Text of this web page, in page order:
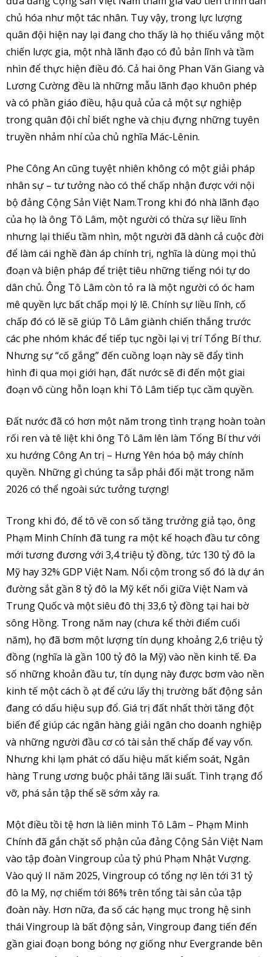
chủ hóa như một tác nhân. Tuy vậy, trong lực lượng
quân đội hiện nay lại đang cho thấy là họ thiếu vắng một
chiến lược gia, một nhà lãnh đạo có đủ bản lĩnh và tầm
nhìn để thực hiện điều đó. Cả hai ông Phan Văn Giang và
Lương Cường đều là những mẫu lãnh đạo khuôn phép
và có phần giáo điều, hậu quả của cả một sự nghiệp
trong quân đội chỉ biết nghe và chịu đựng những tuyên
truyền nhảm nhí của chủ nghĩa Mác-Lênin.
Phe Công An cũng tuyệt nhiên không có một giải pháp
nhân sự – tư tưởng nào có thể chấp nhận được với nội
bộ đảng Cộng Sản Việt Nam.Trong khi đó nhà lãnh đạo
của họ là ông Tô Lâm, một người có thừa sự liều lĩnh
nhưng lại thiếu tầm nhìn, một người đã dành cả cuộc đời
để làm cái nghề đàn áp chính trị, nghĩa là dùng mọi thủ
đoạn và biện pháp để triệt tiêu những tiếng nói tự do
dân chủ. Ông Tô Lâm còn tỏ ra là một người có óc ham
mê quyền lực bất chấp mọi lý lẽ. Chính sự liều lĩnh, cố
chấp đó có lẽ sẽ giúp Tô Lâm giành chiến thắng trước
các phe nhóm khác để tiếp tục ngồi lại vị trí Tổng Bí thư.
Nhưng sự “cố gắng” đến cuồng loạn này sẽ đẩy tình
hình đi qua mọi giới hạn, đất nước sẽ đi đến một giai
đoạn vô cùng hỗn loạn khi Tô Lâm tiếp tục cầm quyền.
Đất nước đã có hơn một năm trong tình trạng hoàn toàn
rối ren và tê liệt khi ông Tô Lâm lên làm Tổng Bí thư với
xu hướng Công An trị – Hưng Yên hóa bộ máy chính
quyền. Những gì chúng ta sắp phải đối mặt trong năm
2026 có thể ngoài sức tưởng tượng!
Trong khi đó, để tô vẽ con số tăng trưởng giả tạo, ông
Phạm Minh Chính đã tung ra một kế hoạch đầu tư công
mới tương đương với 3,4 triệu tỷ đồng, tức 130 tỷ đô la
Mỹ hay 32% GDP Việt Nam. Nổi cộm trong số đó là dự án
đường sắt gần 8 tỷ đô la Mỹ kết nối giữa Việt Nam và
Trung Quốc và một siêu đô thị 33,6 tỷ đồng tại hai bờ
sông Hồng. Trong năm nay (chưa kể thời điểm cuối
năm), họ đã bơm một lượng tín dụng khoảng 2,6 triệu tỷ
đồng (nghĩa là gần 100 tỷ đô la Mỹ) vào nền kinh tế. Đa
số những khoản đầu tư, tín dụng này được bơm vào nền
kinh tế một cách ồ ạt để cứu lấy thị trường bất động sản
đang có dấu hiệu sụp đổ. Giá trị đất nhất thời tăng đột
biến để giúp các ngân hàng giải ngân cho doanh nghiệp
và những người đầu cơ có tài sản thế chấp để vay vốn.
Nhưng khi lạm phát có dấu hiệu mất kiểm soát, Ngân
hàng Trung ương buộc phải tăng lãi suất. Tình trạng đổ
vỡ, phá sản tập thể sẽ sớm xảy ra.
Một điều tồi tệ hơn là liên minh Tô Lâm – Phạm Minh
Chính đã gắn chặt số phận của đảng Cộng Sản Việt Nam
vào tập đoàn Vingroup của tỷ phú Phạm Nhật Vượng.
Vào quý II năm 2025, Vingroup có tổng nợ lên tới 31 tỷ
đô la Mỹ, nợ chiếm tới 86% trên tổng tài sản của tập
đoàn này. Hơn nữa, đa số các hạng mục trong hệ sinh
thái Vingroup là bất động sản, Vingroup đang tiến đến
gần giai đoạn bong bóng nợ giống như Evergrande bên